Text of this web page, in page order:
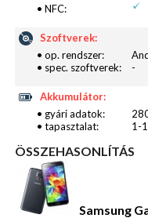
Android 5.x Lollipop
az eszköz, ennek
• NFC:
Szoftverek:
• op. rendszer:
• spec. szoftverek:
-
Akkumulátor:
• gyári adatok:
• tapasztalat:
1-
ÖSSZEHASONLÍTÁS
Samsung